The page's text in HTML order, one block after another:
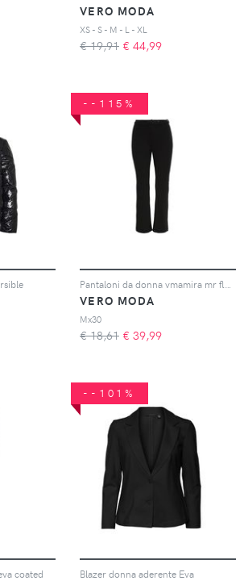
VERO MODA
XS - S - M - L - XL
€ 19,91 € 44,99
--115%
VERO MODA
Mx30
€ 18,61 € 39,99
coated
--101%
Blazer donna aderente Eva